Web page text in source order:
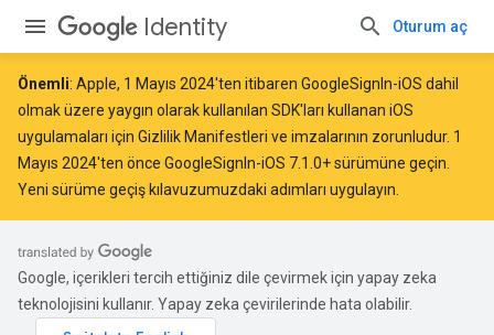
Identity Oturum aç
Önemli: Apple, 1 Mayıs 2024'ten itibaren GoogleSignIn-iOS dahil
olmak üzere yaygın olarak kullanılan SDK'ları kullanan iOS
uygulamaları için Gizlilik Manifestleri ve imzalarının zorunludur. 1
Mayıs 2024'ten önce GoogleSignIn-iOS 7.1.0+ sürümüne geçin.
Yeni sürüme geçiş kılavuzumuzdaki adımları uygulayın.
Google, içerikleri tercih ettiğiniz dile çevirmek için yapay zeka
teknolojisini kullanır. Yapay zeka çevirilerinde hata olabilir.